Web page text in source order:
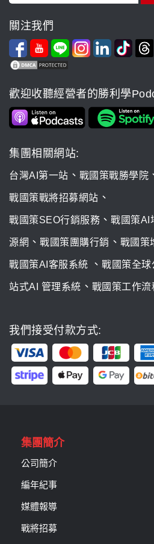
關注我們
歡迎收聽經營者的勝利學
集團相關網站:
台灣AI第一站 、 戰國策戰勝學院
戰國策戰將招募網站 、
戰國策SEO行銷服務 、 戰國策AI
源網 、 戰國策團購行銷 、 戰國策
戰國策AI客服系統 、 戰國策全球
站式AI 管理系統 、 戰國策工作
我們接受付款方式:
集團簡介
公司簡介
編年紀事
媒體報導
戰將招募